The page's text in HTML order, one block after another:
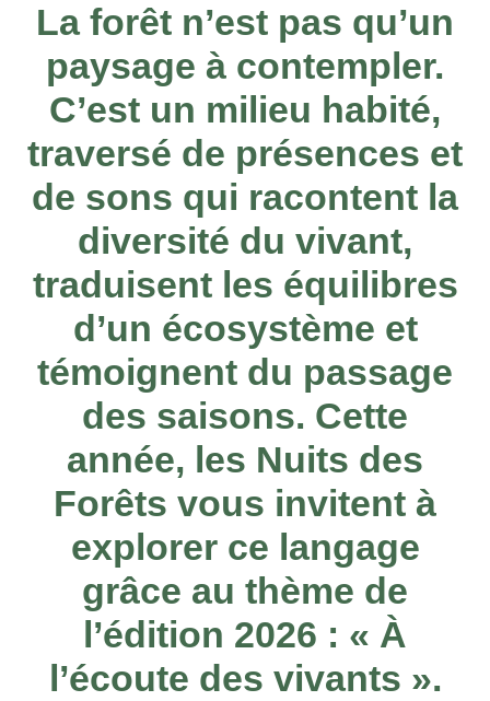
La forêt n’est pas qu’un
paysage à contempler.
C’est un milieu habité,
traversé de présences et
de sons qui racontent la
diversité du vivant,
traduisent les équilibres
d’un écosystème et
témoignent du passage
des saisons. Cette
année, les Nuits des
Forêts vous invitent à
explorer ce langage
grâce au thème de
l’édition 2026 : « À
l’écoute des vivants ».